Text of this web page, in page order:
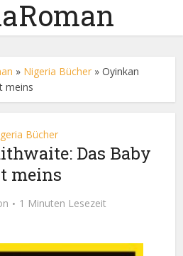
» Nigeria Bücher »Oyinkan
meins
Bücher
Das Baby
meins
1 Minuten Lesezeit